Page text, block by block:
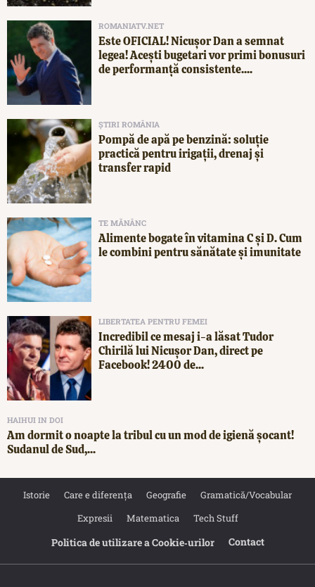
ROMANIATV.NET
Este OFICIAL! Nicușor Dan a semnat
legea! Acești bugetari vor primi bonusuri
de performanță consistente....
ȘTIRI ROMÂNIA
Pompă de apă pe benzină: soluție
practică pentru irigații, drenaj și
transfer rapid
TE MĂNÂNC
Alimente bogate în vitamina C și D. Cum
le combini pentru sănătate și imunitate
LIBERTATEA PENTRU FEMEI
Incredibil ce mesaj i-a lăsat Tudor
Chirilă lui Nicușor Dan, direct pe
Facebook! 2400 de...
HAIHUI IN DOI
Am dormit o noapte la tribul cu un mod de igienă șocant!
Sudanul de Sud,...
Istorie Care e diferența Geografie
Gramatică/Vocabular
Expresii
Matematica Tech Stuff
Politica de utilizare a Cookie‐urilor Contact